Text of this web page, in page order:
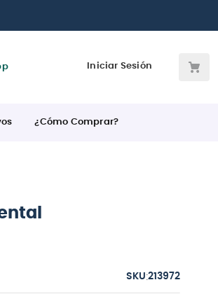
Iniciar Sesión
¿Cómo Comprar?
:213972